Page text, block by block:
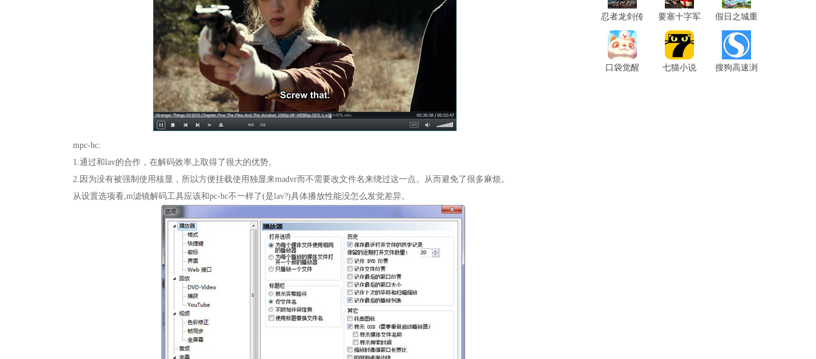
mpc-hc:
1.通过和lav的合作，在解码效率上取得了很大的优势。
2.因为没有被强制使用核显，所以方便挂载使用独显来madvr而不需要改文件名来绕过这一点。从而避免了很多麻烦。
从设置选项看,m滤镜解码工具应该和pc-hc不一样了(是lav?)具体播放性能没怎么发觉差异。
忍者龙剑传
要塞十字军
假日之城重
口袋觉醒 七猫小说
搜狗高速浏